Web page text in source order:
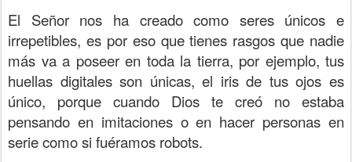
El Señor nos ha creado como seres únicos e
irrepetibles, es por eso que tienes rasgos que nadie
más va a poseer en toda la tierra, por ejemplo, tus
huellas digitales son únicas, el iris de tus ojos es
único, porque cuando Dios te creó no estaba
pensando en imitaciones o en hacer personas en
serie como si fuéramos robots.